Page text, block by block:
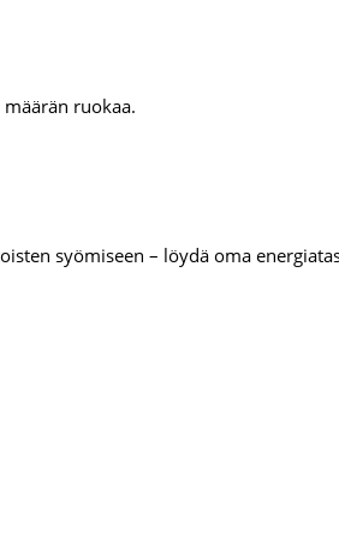
ruokaa.
syömiseen – löydä oma